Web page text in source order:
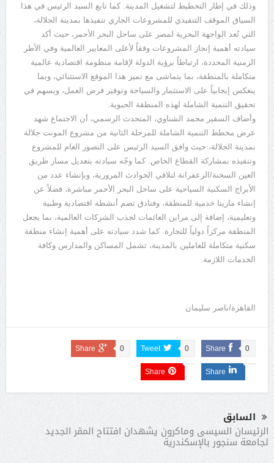
وذلك في إطار التخطيط لتشغيل المدينة. كما تابع السيد الرئيس في هذا
السياق الموقف التنفيذي للمشروعات الجاري تنفيذها بمدينة الجلالة،
التي تُعد الواجهة البحرية لمصر على ساحل البحر الأحمر، حيث أكد
سيادته أهمية إنجاز المشروعات وفقاً لأعلى المعايير العالمية وفي الأطر
الزمنية المحددة، ارتباطاً برؤية الدولة لإقامة منظومة اقتصادية عالمية
متكاملة بالمنطقة، بما يتماشى مع تميز هذا الموقع الاستثنائي، وبما
ينعكس إيجابياً على الاستثمار والسياحة وتوفير فرص العمل، ويسهم في
تحقيق التنمية الشاملة لهذه المنطقة الحيوية.
وأضاف السفير محمد الشناوي، المتحدث الرسمي، أن الاجتماع شهد
عرض مخطط التنمية الشاملة للمرحلة الثانية من مشروع المونت جلالة
بمدينة الجلالة، حيث وافق السيد الرئيس على التصور العام للمشروع
وتنفيذه بمشاركة القطاع الخاص. كما وجّه سيادته بتعديل مسار طريق
العين السخنة/الزعفرانة لتلافي الحوادث المرورية، وبإنشاء عدد من
الأبراج السكنية السياحية على ساحل البحر الأحمر مباشرة، فضلاً عن
إنشاء مارينا خدمية للمنطقة، وفنادق تضم أنشطة اقتصادية وطبية
وتعليمية، إضافة إلى مراين العائمات لجذب الشركات العالمية، بما يجعل
المنطقة مركزاً دولياً للتجارة. كما شدد سيادته على أهمية إنشاء منطقة
سكنية متكاملة للعاملين بالمدينة، تشمل المساكن والمدارس وكافة
الخدمات اللازمة.
القاهرة/ناصر سليمان
Share 0
Tweet 0
Share 0
Share
Share
السابق
الرئيسان السيسى وماكرون يشهدان افتتاح المقر الجديد
لجامعة سنجور بالإسكندرية